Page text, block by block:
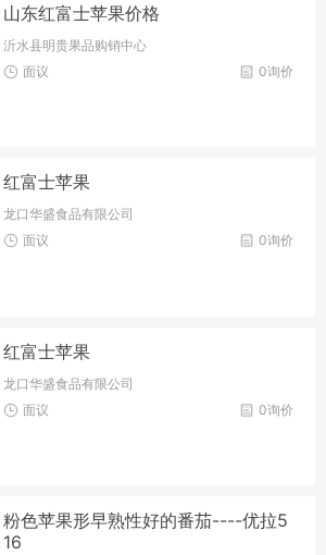
山东红富士苹果价格
沂水县明贵果品购销中心
0询价
面议
红富士苹果
龙口华盛食品有限公司
0询价
面议
红富士苹果
龙口华盛食品有限公司
0询价
面议
粉色苹果形早熟性好的番茄----优拉5
16